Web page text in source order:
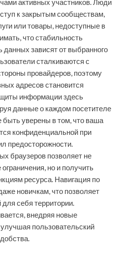
активных участников. Люди
к закрытым сообществам,
или товары, недоступные в
что стабильность
данных зависят от выбранного
сталкиваются с
провайдеров, поэтому
адресов становится
информации здесь
данные о каждом посетителе
быть уверены в том, что ваша
конфиденциальной при
предосторожности.
браузеров позволяет не
но и получить
ресурса. Навигация по
новичкам, что позволяет
себя территории.
внедряя новые
пользовательский